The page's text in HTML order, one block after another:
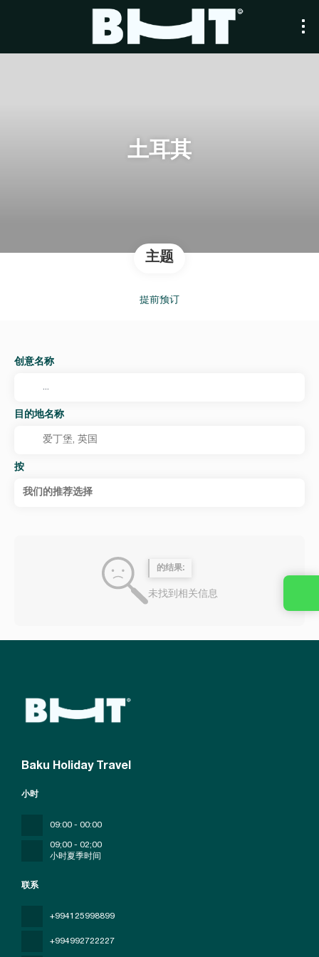
土耳其
主题
提前预订
创意名称
目的地名称
按
我们的推荐选择
的结果:
未找到相关信息
Baku Holiday Travel
联系
+994125998899
+994992722227
小时
09:00 - 00:00
09;00 - 02;00
小时夏季时间